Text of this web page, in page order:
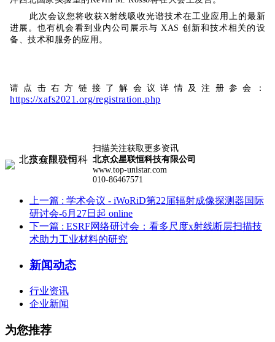
此次会议您将收获X射线吸收光谱技术在工业应用上的最新
进展。也有机会看到业内公司展示与 XAS 创新和技术相关的设
备、技术和服务的应用。
请点击右方链接了解会议详情及注册参会：
https://xafs2021.org/registration.php
扫描关注获取更多资讯
北京众星联恒科技有限公司
www.top-unistar.com
010-86467571
上一篇 : 学术会议 - iWoRiD第22届辐射成像探测器国际
研讨会-6月27日起 online
下一篇 : ESRF网络研讨会：看多尺度x射线断层扫描技
术助力工业材料的研究
新闻动态
行业资讯
企业新闻
为您推荐